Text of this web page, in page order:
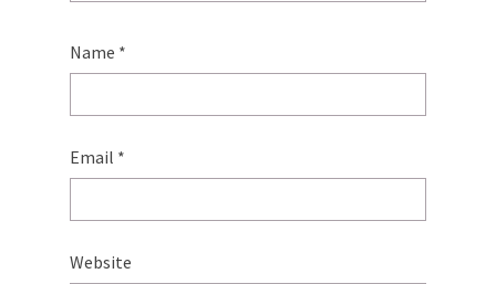
Name *
Email *
Website